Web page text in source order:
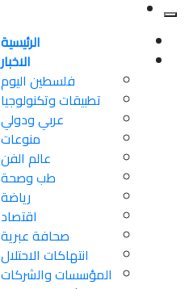
الرئيسية
الاخبار
فلسطين اليوم
تطبيقات وتكنولوجيا
عربي ودولي
منوعات
عالم الفن
طب وصحة
رياضة
اقتصاد
صحافة عبرية
انتهاكات الاحتلال
المؤسسات والشركات